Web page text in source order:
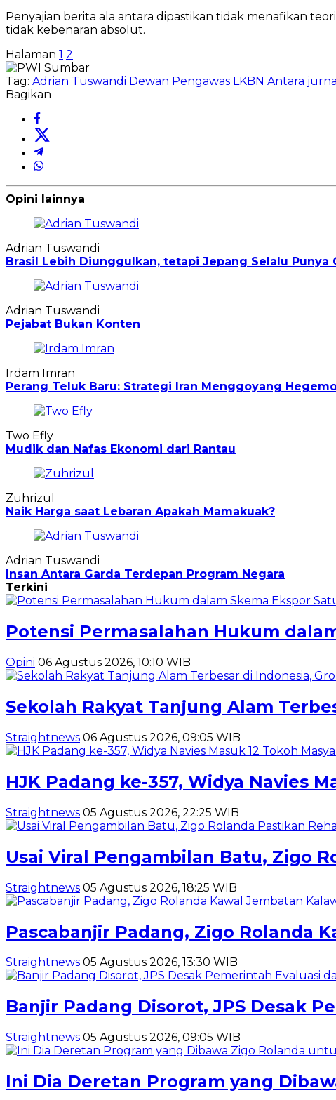
Penyajian berita ala antara dipastikan tidak menafikan
tidak kebenaran absolut.
Halaman 1 2
Tag: Adrian Tuswandi Dewan Pengawas LKBN Antara
Bagikan
Opini lainnya
Adrian Tuswandi
Brasil Lebih Diunggulkan, tetapi Jepang Selalu Punya
Adrian Tuswandi
Pejabat Bukan Konten
Irdam Imran
Perang Teluk Baru: Strategi Iran Menggoyang
Two Efly
Mudik dan Nafas Ekonomi dari Rantau
Zuhrizul
Naik Harga saat Lebaran Apakah Mamakuak?
Adrian Tuswandi
Insan Antara Garda Terdepan Program Negara
Terkini
Potensi Permasalahan Hukum
Opini 06 Agustus 2026, 10:10 WIB
Sekolah Rakyat Tanjung Alam
Straightnews 06 Agustus 2026, 09:05 WIB
HJK Padang ke-357, Widya Navies
Straightnews 05 Agustus 2026, 22:25 WIB
Usai Viral Pengambilan Batu, Zigo
Straightnews 05 Agustus 2026, 18:25 WIB
Pascabanjir Padang, Zigo Rolanda
Straightnews 05 Agustus 2026, 13:30 WIB
Banjir Padang Disorot, JPS Desak
Straightnews 05 Agustus 2026, 09:05 WIB
Ini Dia Deretan Program yang